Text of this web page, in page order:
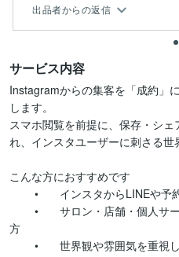
出品者からの返信
サービス内容
Instagramからの集客を「成約」
します。
スマホ閲覧を前提に、保存・シ
れ、インスタユーザーに刺さる世
こんな方におすすめです
方